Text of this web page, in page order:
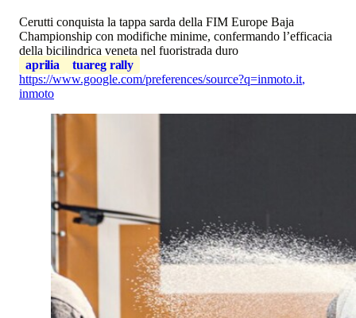
Cerutti conquista la tappa sarda della FIM Europe Baja
Championship con modifiche minime, confermando l’efficacia
della bicilindrica veneta nel fuoristrada duro
aprilia
tuareg rally
https://www.google.com/preferences/source?q=inmoto.it,
inmoto